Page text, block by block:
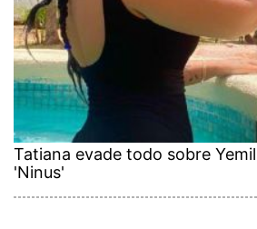
Tatiana evade todo sobre
'Ninus'